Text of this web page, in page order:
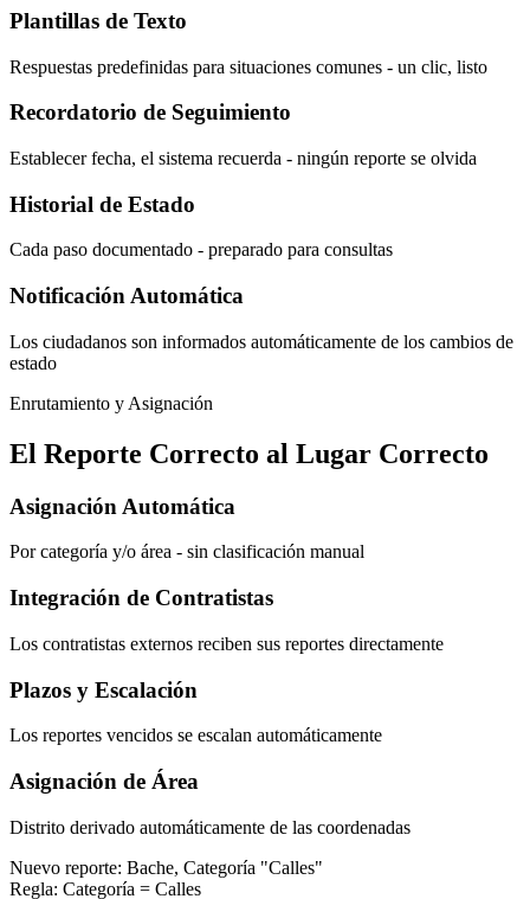
Plantillas de Texto
Respuestas predefinidas para situaciones comunes - un clic, listo
Recordatorio de Seguimiento
Establecer fecha, el sistema recuerda - ningún reporte se olvida
Historial de Estado
Cada paso documentado - preparado para consultas
Notificación Automática
Los ciudadanos son informados automáticamente de los cambios de
estado
Enrutamiento y Asignación
El Reporte Correcto al Lugar Correcto
Asignación Automática
Por categoría y/o área - sin clasificación manual
Integración de Contratistas
Los contratistas externos reciben sus reportes directamente
Plazos y Escalación
Los reportes vencidos se escalan automáticamente
Asignación de Área
Distrito derivado automáticamente de las coordenadas
Nuevo reporte: Bache, Categoría "Calles"
Regla: Categoría = Calles